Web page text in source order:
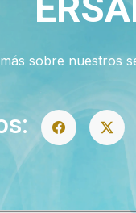
de servicios,
para el beneficio